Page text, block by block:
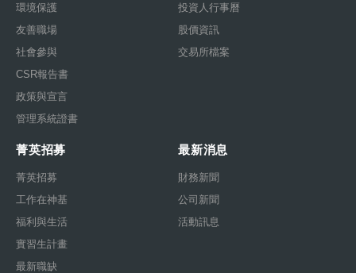
環境保護
友善職場
社會參與
CSR報告書
政策與宣言
管理系統證書
投資人行事曆
股價資訊
交易所檔案
菁英招募
菁英招募
工作在神基
福利與生活
實習生計畫
最新職缺
最新消息
財務新聞
公司新聞
活動訊息